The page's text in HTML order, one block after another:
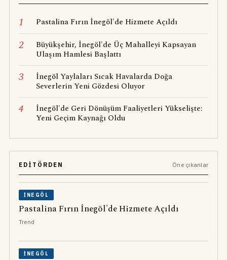
1 Pastalina Fırın İnegöl'de Hizmete Açıldı
2
Büyükşehir, İnegöl'de Üç Mahalleyi Kapsayan
Ulaşım Hamlesi Başlattı
3
İnegöl Yaylaları Sıcak Havalarda Doğa
Severlerin Yeni Gözdesi Oluyor
4
İnegöl'de Geri Dönüşüm Faaliyetleri Yükselişte:
Yeni Geçim Kaynağı Oldu
EDITÖRDEN Öne çıkanlar
İNEGÖL
Pastalina Fırın İnegöl'de Hizmete Açıldı
Trend
İNEGÖL